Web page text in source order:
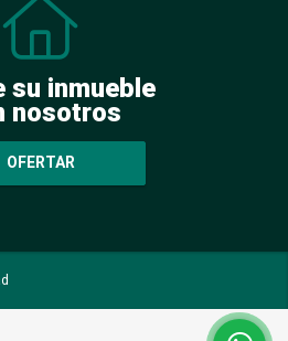
su inmueble
nosotros
OFERTAR